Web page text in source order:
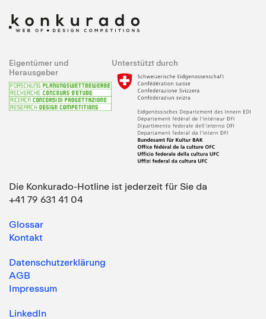
Eigentümer und
Herausgeber
Unterstützt durch
Die Konkurado-Hotline ist jederzeit für Sie da
+41 79 631 41 04
Glossar
Kontakt
Datenschutzerklärung
AGB
Impressum
LinkedIn